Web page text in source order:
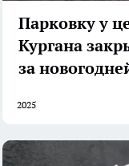
Парковку у
Кургана
за
2025